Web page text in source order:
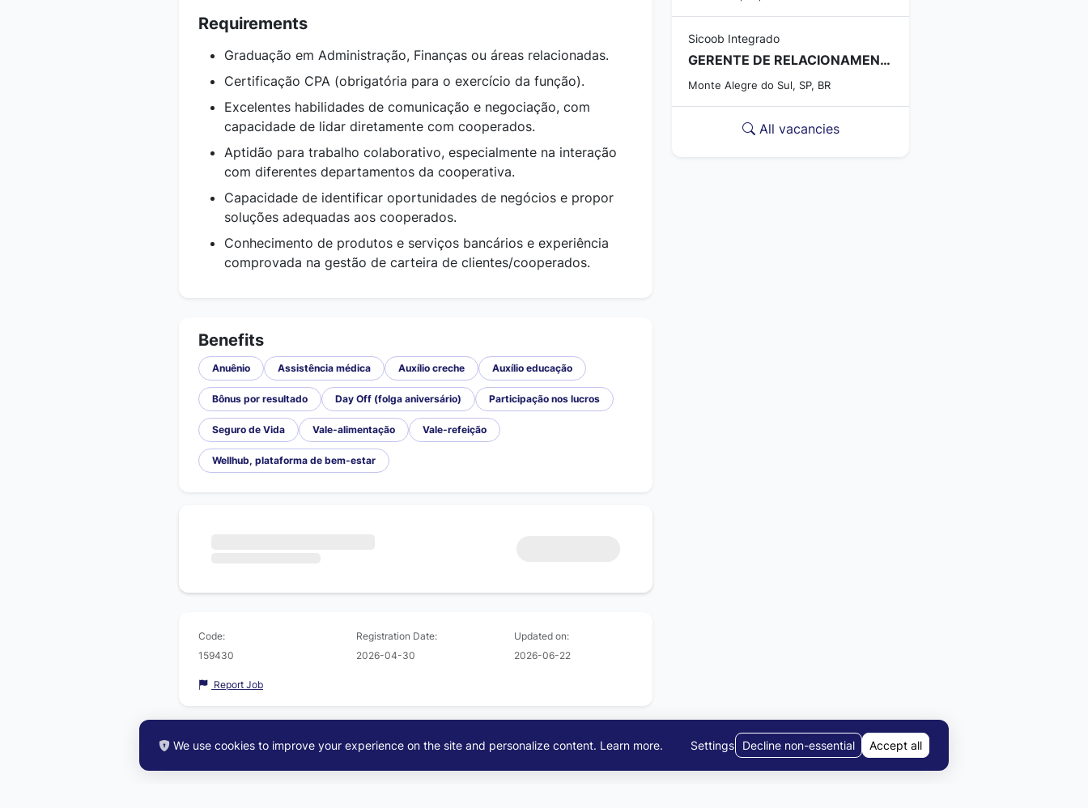
Requirements
Graduação em Administração, Finanças ou áreas relacionadas.
Certificação CPA (obrigatória para o exercício da função).
Excelentes habilidades de comunicação e negociação, com
capacidade de lidar diretamente com cooperados.
Aptidão para trabalho colaborativo, especialmente na interação
com diferentes departamentos da cooperativa.
Capacidade de identificar oportunidades de negócios e propor
soluções adequadas aos cooperados.
Conhecimento de produtos e serviços bancários e experiência
comprovada na gestão de carteira de clientes/cooperados.
Benefits
Anuênio Assistência médica Auxílio creche Auxílio educação
Bônus por resultado Day Off (folga aniversário) Participação nos lucros
Seguro de Vida Vale-alimentação Vale-refeição
Wellhub, plataforma de bem-estar
Code:
159430
Registration Date:
2026-04-30
Updated on:
2026-06-22
Report Job
Sicoob Integrado
GERENTE DE RELACIONAMENTO - MONTE ALEGRE DO SUL - SP
Monte Alegre do Sul, SP, BR
All vacancies
We use cookies to improve your experience on the site and personalize content. Learn more. Settings Decline non-essential Accept all